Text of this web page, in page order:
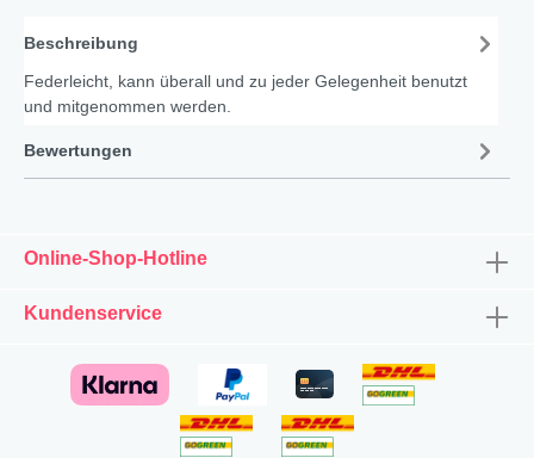
Beschreibung
Federleicht, kann überall und zu jeder Gelegenheit benutzt
und mitgenommen werden.
Bewertungen
Online-Shop-Hotline
Kundenservice